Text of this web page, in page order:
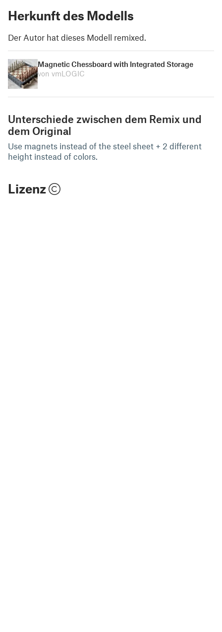
Herkunft des Modells
Der Autor hat dieses Modell remixed.
Magnetic Chessboard with Integrated Storage
von vmLOGIC
Unterschiede zwischen dem Remix und
dem Original
Use magnets instead of the steel sheet + 2 different
height instead of colors.
Lizenz